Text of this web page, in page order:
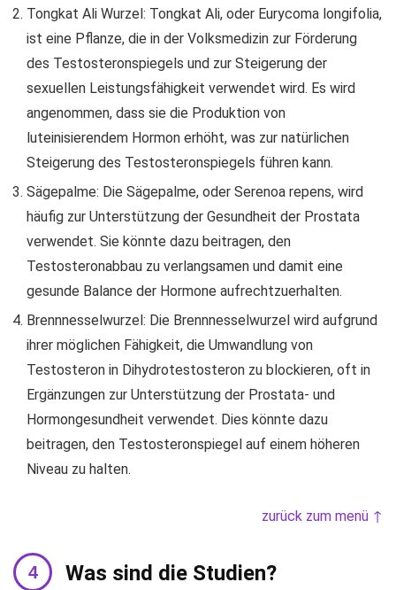
Tongkat Ali Wurzel: Tongkat Ali, oder Eurycoma longifolia,
ist eine Pflanze, die in der Volksmedizin zur Förderung
des Testosteronspiegels und zur Steigerung der
sexuellen Leistungsfähigkeit verwendet wird. Es wird
angenommen, dass sie die Produktion von
luteinisierendem Hormon erhöht, was zur natürlichen
Steigerung des Testosteronspiegels führen kann.
Sägepalme: Die Sägepalme, oder Serenoa repens, wird
häufig zur Unterstützung der Gesundheit der Prostata
verwendet. Sie könnte dazu beitragen, den
Testosteronabbau zu verlangsamen und damit eine
gesunde Balance der Hormone aufrechtzuerhalten.
Brennnesselwurzel: Die Brennnesselwurzel wird aufgrund
ihrer möglichen Fähigkeit, die Umwandlung von
Testosteron in Dihydrotestosteron zu blockieren, oft in
Ergänzungen zur Unterstützung der Prostata- und
Hormongesundheit verwendet. Dies könnte dazu
beitragen, den Testosteronspiegel auf einem höheren
Niveau zu halten.
zurück zum menü ↑
Was sind die Studien?